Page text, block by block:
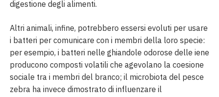
digestione degli alimenti.
Altri animali, infine, potrebbero essersi evoluti per usare
i batteri per comunicare con i membri della loro specie:
per esempio, i batteri nelle ghiandole odorose delle iene
producono composti volatili che agevolano la coesione
sociale tra i membri del branco; il microbiota del pesce
zebra ha invece dimostrato di influenzare il